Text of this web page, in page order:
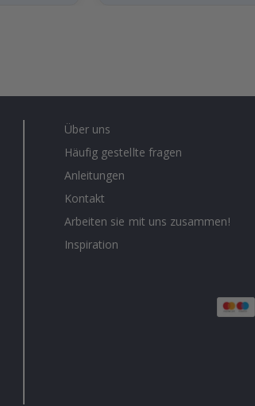
Über uns
Häufig gestellte fragen
Anleitungen
Kontakt
Arbeiten sie mit uns zusammen!
Inspiration